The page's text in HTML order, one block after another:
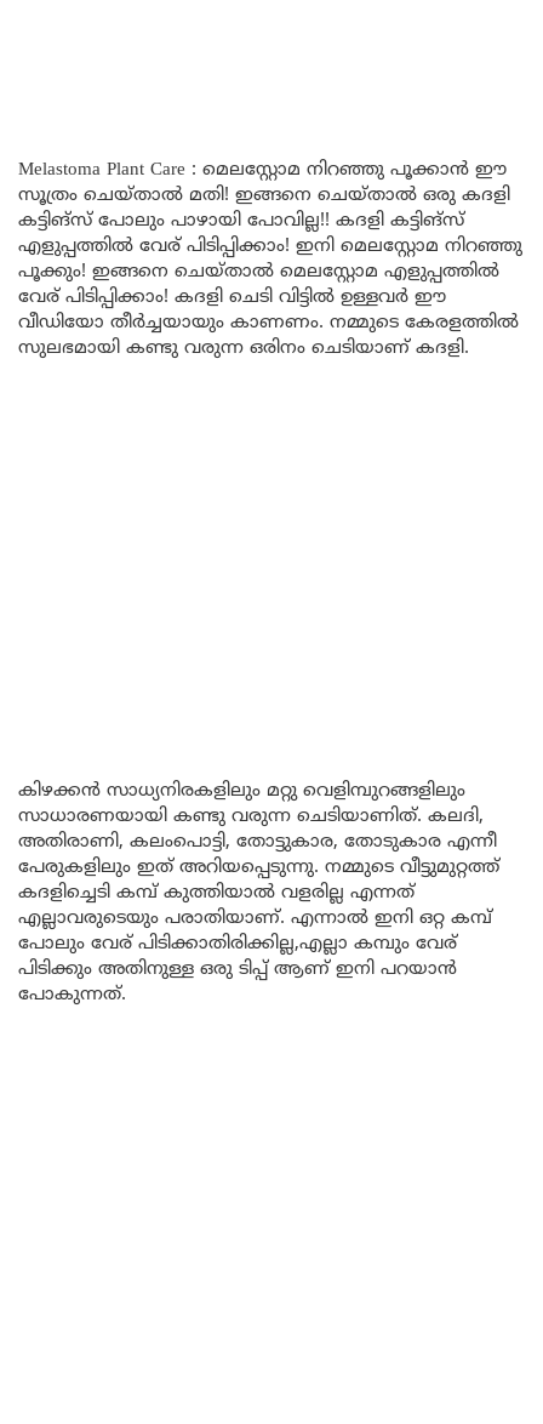
Melastoma Plant Care : മെലസ്റ്റോമ നിറഞ്ഞു പൂക്കാൻ ഈ
സൂത്രം ചെയ്താൽ മതി! ഇങ്ങനെ ചെയ്താൽ ഒരു കദളി
കട്ടിങ്സ് പോലും പാഴായി പോവില്ല!! കദളി കട്ടിങ്സ്
എളുപ്പത്തിൽ വേര് പിടിപ്പിക്കാം! ഇനി മെലസ്റ്റോമ നിറഞ്ഞു
പൂക്കും! ഇങ്ങനെ ചെയ്താൽ മെലസ്റ്റോമ എളുപ്പത്തിൽ
വേര് പിടിപ്പിക്കാം! കദളി ചെടി വിട്ടിൽ ഉള്ളവർ ഈ
വീഡിയോ തീർച്ചയായും കാണണം. നമ്മുടെ കേരളത്തിൽ
സുലഭമായി കണ്ടു വരുന്ന ഒരിനം ചെടിയാണ് കദളി.
കിഴക്കൻ സാധ്യനിരകളിലും മറ്റു വെളിമ്പുറങ്ങളിലും
സാധാരണയായി കണ്ടു വരുന്ന ചെടിയാണിത്. കലദി,
അതിരാണി, കലംപൊട്ടി, തോട്ടുകാര, തോടുകാര എന്നീ
പേരുകളിലും ഇത് അറിയപ്പെടുന്നു. നമ്മുടെ വീട്ടുമുറ്റത്ത്
കദളിച്ചെടി കമ്പ് കുത്തിയാൽ വളരില്ല എന്നത്
എല്ലാവരുടെയും പരാതിയാണ്. എന്നാൽ ഇനി ഒറ്റ കമ്പ്
പോലും വേര് പിടിക്കാതിരിക്കില്ല,എല്ലാ കമ്പും വേര്
പിടിക്കും അതിനുള്ള ഒരു ടിപ്പ് ആണ് ഇനി പറയാൻ
പോകുന്നത്.